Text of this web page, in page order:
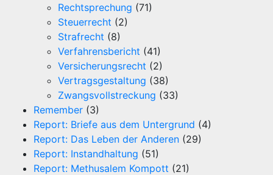
Rechtsprechung (71)
Steuerrecht (2)
Strafrecht (8)
Verfahrensbericht (41)
Versicherungsrecht (2)
Vertragsgestaltung (38)
Zwangsvollstreckung (33)
Remember (3)
Report: Briefe aus dem Untergrund (4)
Report: Das Leben der Anderen (29)
Report: Instandhaltung (51)
Report: Methusalem Kompott (21)